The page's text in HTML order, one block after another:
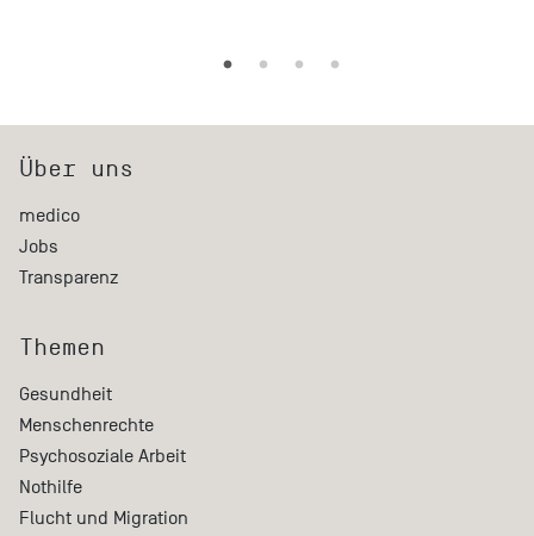
Über uns
medico
Jobs
Transparenz
Themen
Gesundheit
Menschenrechte
Psychosoziale Arbeit
Nothilfe
Flucht und Migration